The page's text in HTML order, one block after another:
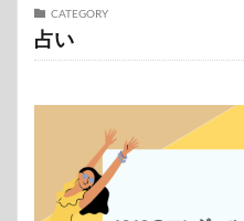
CATEGORY
占い